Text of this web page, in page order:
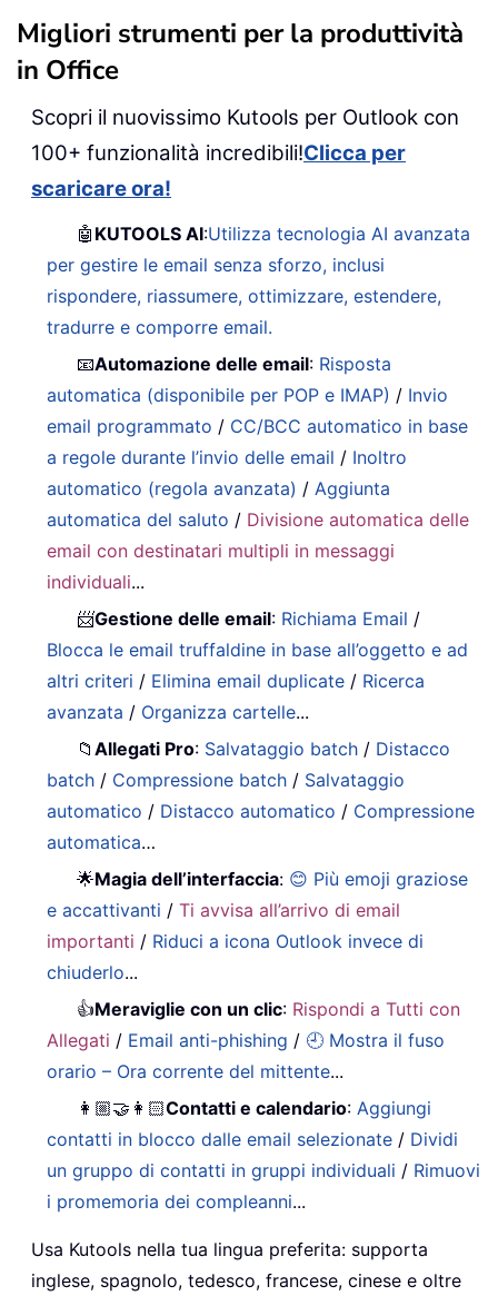
Migliori strumenti per la produttività
in Office
Scopri il nuovissimo Kutools per Outlook con
100+ funzionalità incredibili!Clicca per
scaricare ora!
🤖 KUTOOLS AI:Utilizza tecnologia AI avanzata
per gestire le email senza sforzo, inclusi
rispondere, riassumere, ottimizzare, estendere,
tradurre e comporre email.
📧Automazione delle email: Risposta
automatica (disponibile per POP e IMAP) / Invio
email programmato / CC/BCC automatico in base
a regole durante l’invio delle email / Inoltro
automatico (regola avanzata) / Aggiunta
automatica del saluto / Divisione automatica delle
email con destinatari multipli in messaggi
individuali...
📨Gestione delle email: Richiama Email /
Blocca le email truffaldine in base all’oggetto e ad
altri criteri / Elimina email duplicate / Ricerca
avanzata / Organizza cartelle...
📁Allegati Pro: Salvataggio batch / Distacco
batch / Compressione batch / Salvataggio
automatico / Distacco automatico / Compressione
automatica…
🌟Magia dell’interfaccia: 😊 Più emoji graziose
e accattivanti /Ti avvisa all’arrivo di email
importanti / Riduci a icona Outlook invece di
chiuderlo...
👍Meraviglie con un clic: Rispondi a Tutti con
Allegati / Email anti-phishing / 🕘 Mostra il fuso
orario – Ora corrente del mittente...
👩🏼‍🤝‍👩🏻Contatti e calendario: Aggiungi
contatti in blocco dalle email selezionate / Dividi
un gruppo di contatti in gruppi individuali / Rimuovi
i promemoria dei compleanni...
Usa Kutools nella tua lingua preferita: supporta
inglese, spagnolo, tedesco, francese, cinese e oltre